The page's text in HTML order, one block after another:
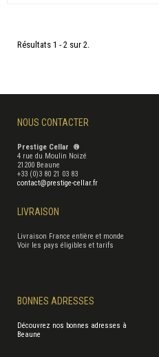
Résultats 1 - 2 sur 2.
NOUS CONTACTER
Prestige Cellar ®
4 rue du Moulin Noizé
21200 Beaune
+33 (0)3 80 21 03 83
contact@prestige-cellar.fr
LIVRAISON
Livraison France entière et monde
Voir les pays éligibles et tarifs
BONNES ADRESSES
Découvrez nos bonnes adresses à
Beaune